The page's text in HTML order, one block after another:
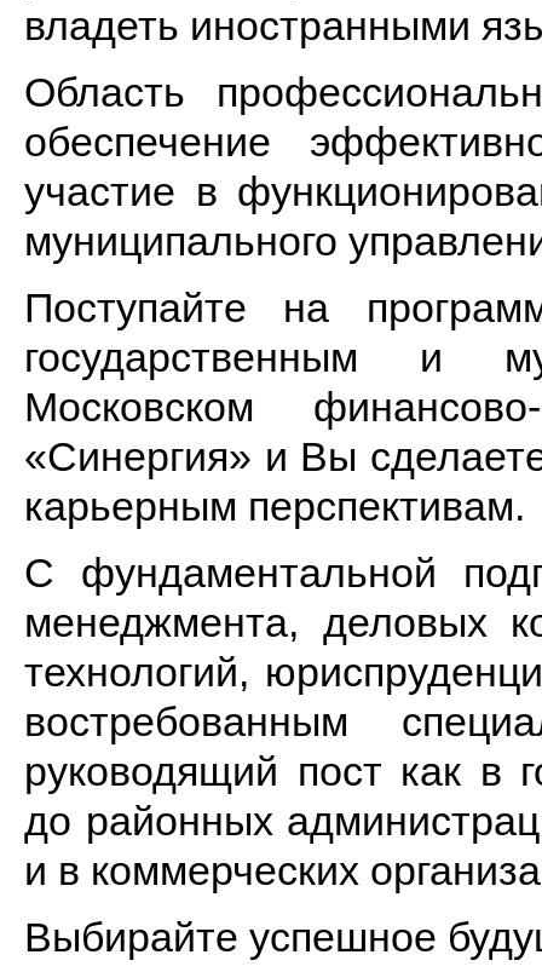
владеть иностранными
Область
обеспечение
участие в
муниципального
Поступайте на
государственным и
Московском
«Синергия» и Вы
карьерным перспективам.
С фундаментальной
менеджмента, деловых
технологий,
востребованным
руководящий пост как в
до районных
и в коммерческих
Выбирайте успешное